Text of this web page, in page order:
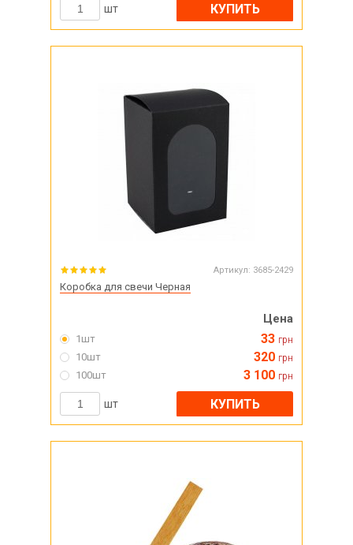
шт КУПИТЬ
Артикул: 3685-2429
Коробка для свечи Черная
Цена
1шт 33 грн
10шт 320 грн
100шт 3 100 грн
шт КУПИТЬ